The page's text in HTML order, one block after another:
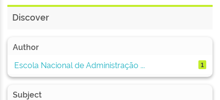
Discover
Author
Escola Nacional de Administração ...
1
Subject